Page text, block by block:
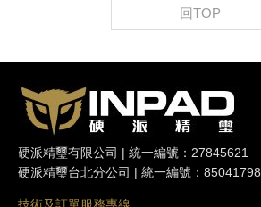
回TOP
硬派精璽有限公司 | 統一編號：27845621
硬派精璽台北分公司 | 統一編號：85041798